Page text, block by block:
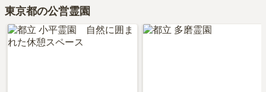
東京都の公営霊園